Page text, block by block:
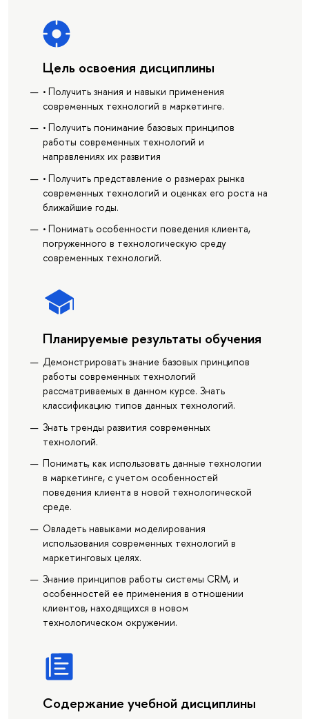
Цель освоения дисциплины
• Получить знания и навыки применения
современных технологий в маркетинге.
• Получить понимание базовых принципов
работы современных технологий и
направлениях их развития
• Получить представление о размерах рынка
современных технологий и оценках его роста на
ближайшие годы.
• Понимать особенности поведения клиента,
погруженного в технологическую среду
современных технологий.
Планируемые результаты обучения
Демонстрировать знание базовых принципов
работы современных технологий
рассматриваемых в данном курсе. Знать
классификацию типов данных технологий.
Знать тренды развития современных
технологий.
Понимать, как использовать данные технологии
в маркетинге, с учетом особенностей
поведения клиента в новой технологической
среде.
Овладеть навыками моделирования
использования современных технологий в
маркетинговых целях.
Знание принципов работы системы CRM, и
особенностей ее применения в отношении
клиентов, находящихся в новом
технологическом окружении.
Содержание учебной дисциплины